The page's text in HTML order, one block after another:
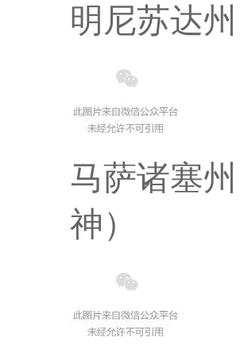
明尼苏达
马萨诸塞
神）